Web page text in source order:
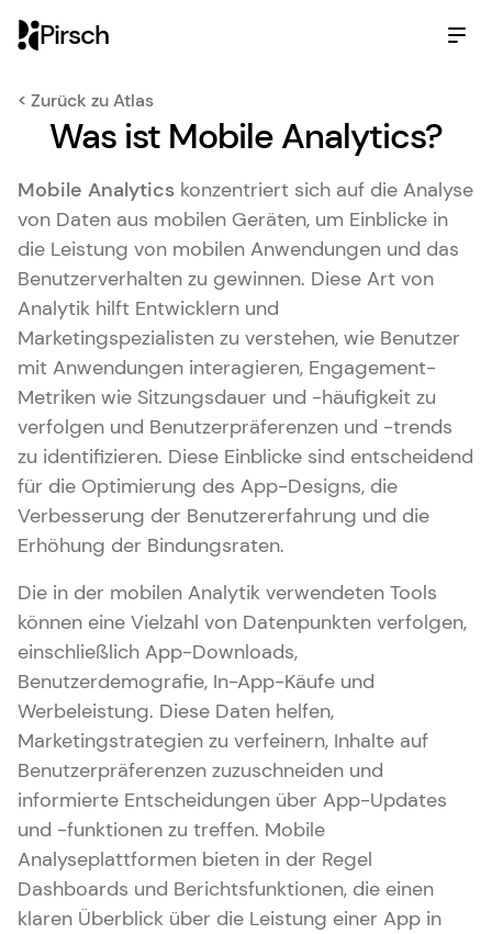
Pirsch
< Zurück zu Atlas
Was ist Mobile Analytics?
Mobile Analytics konzentriert sich auf die Analyse
von Daten aus mobilen Geräten, um Einblicke in
die Leistung von mobilen Anwendungen und das
Benutzerverhalten zu gewinnen. Diese Art von
Analytik hilft Entwicklern und
Marketingspezialisten zu verstehen, wie Benutzer
mit Anwendungen interagieren, Engagement-
Metriken wie Sitzungsdauer und -häufigkeit zu
verfolgen und Benutzerpräferenzen und -trends
zu identifizieren. Diese Einblicke sind entscheidend
für die Optimierung des App-Designs, die
Verbesserung der Benutzererfahrung und die
Erhöhung der Bindungsraten.
Die in der mobilen Analytik verwendeten Tools
können eine Vielzahl von Datenpunkten verfolgen,
einschließlich App-Downloads,
Benutzerdemografie, In-App-Käufe und
Werbeleistung. Diese Daten helfen,
Marketingstrategien zu verfeinern, Inhalte auf
Benutzerpräferenzen zuzuschneiden und
informierte Entscheidungen über App-Updates
und -funktionen zu treffen. Mobile
Analyseplattformen bieten in der Regel
Dashboards und Berichtsfunktionen, die einen
klaren Überblick über die Leistung einer App in